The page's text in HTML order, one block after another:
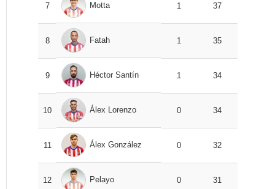
7 Motta 1 37
8 Fatah 1 35
9 Héctor Santín 1 34
10 Álex Lorenzo 0 34
11 Álex González 0 32
12 Pelayo 0 31